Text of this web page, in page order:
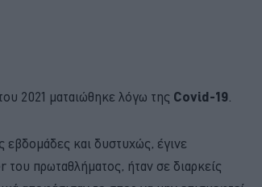
2021 ματαιώθηκε λόγω της Covid-19
εβδομάδες και δυστυχώς, έγινε
του πρωταθλήματος, ήταν σε διαρκείς